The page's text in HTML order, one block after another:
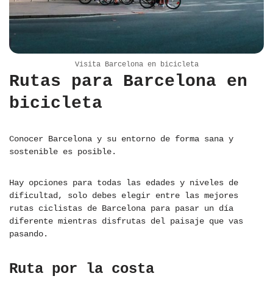
Visita Barcelona en bicicleta
Rutas para Barcelona en
bicicleta
Conocer Barcelona y su entorno de forma sana y
sostenible es posible.
Hay opciones para todas las edades y niveles de
dificultad, solo debes elegir entre las mejores
rutas ciclistas de Barcelona para pasar un día
diferente mientras disfrutas del paisaje que vas
pasando.
Ruta por la costa